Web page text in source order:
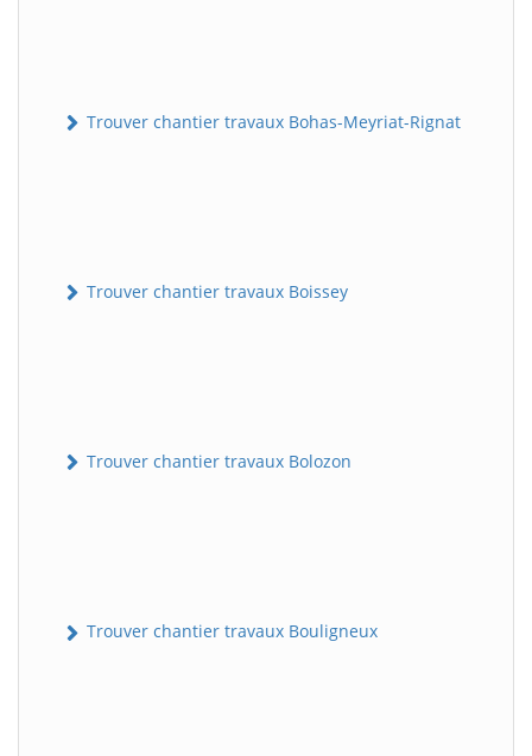
Trouver chantier travaux Bohas-Meyriat-Rignat
Trouver chantier travaux Boissey
Trouver chantier travaux Bolozon
Trouver chantier travaux Bouligneux